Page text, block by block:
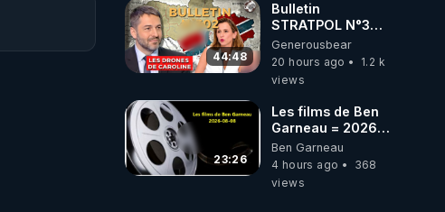
44:48
Bulletin
STRATPOL N°302.
Armée des
drones, MS-21 en
série, missiles
07.08.2026.
Generousbear
20 hours ago
1.2 k
views
23:26
Les films de Ben
Garneau = 2026-
08-08
Ben Garneau
4 hours ago
368
views